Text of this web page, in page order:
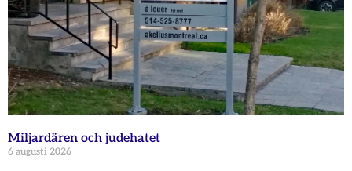
Miljardären och judehatet
6 augusti 2026